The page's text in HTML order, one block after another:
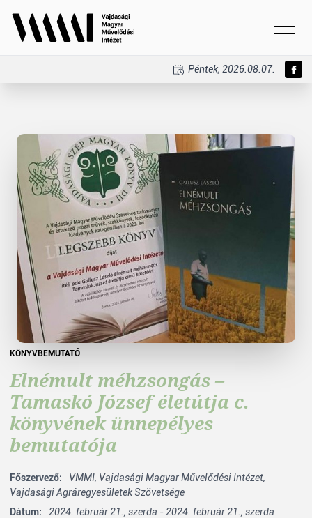
Péntek, 2026.08.07.
KÖNYVBEMUTATÓ
Elnémult méhzsongás –
Tamaskó József életútja c.
könyvének ünnepélyes
bemutatója
Főszervező: VMMI, Vajdasági Magyar Művelődési Intézet,
Vajdasági Agráregyesületek Szövetsége
Dátum:
2024. február 21., szerda - 2024. február 21., szerda